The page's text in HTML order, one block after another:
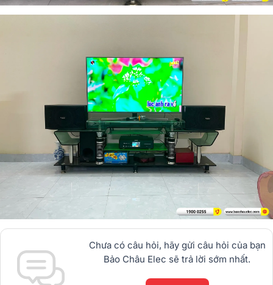
Chưa có câu hỏi, hãy gửi câu hỏi của bạn
Bảo Châu Elec sẽ trả lời sớm nhất.